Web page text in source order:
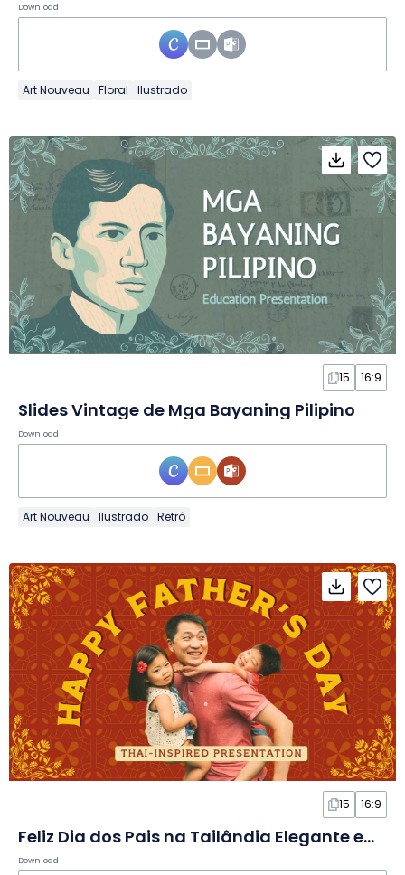
Download
Art Nouveau Floral Ilustrado
15 16:9
Slides Vintage de Mga Bayaning Pilipino
Download
Art Nouveau Ilustrado Retrô
15 16:9
Feliz Dia dos Pais na Tailândia Elegante em Slides
Download